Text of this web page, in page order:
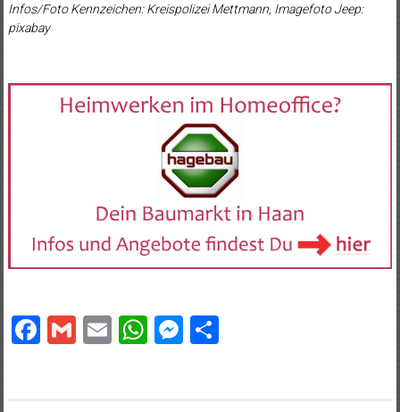
Infos/Foto Kennzeichen: Kreispolizei Mettmann, Imagefoto Jeep:
pixabay
Facebook
Gmail
EmailWhatsApp
Messenger
Teilen